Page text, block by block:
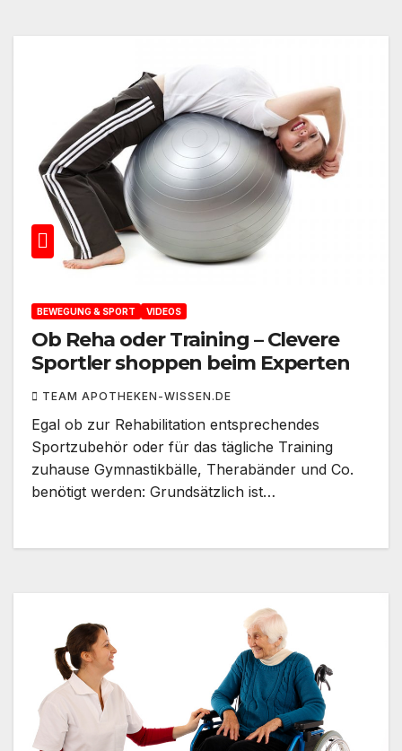
BEWEGUNG & SPORT VIDEOS
Ob Reha oder Training – Clevere
Sportler shoppen beim Experten
TEAM APOTHEKEN-WISSEN.DE
Egal ob zur Rehabilitation entsprechendes
Sportzubehör oder für das tägliche Training
zuhause Gymnastikbälle, Therabänder und Co.
benötigt werden: Grundsätzlich ist…